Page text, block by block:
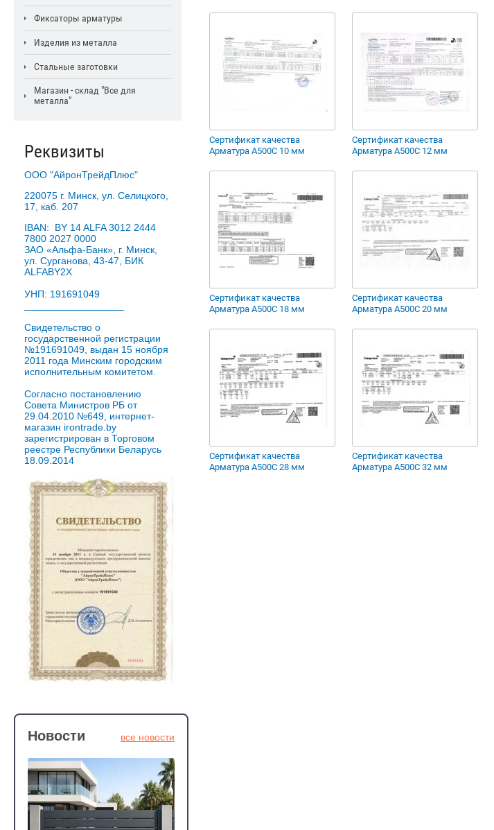
Фиксаторы арматуры
Изделия из металла
Стальные заготовки
Магазин - склад "Все для
металла"
Реквизиты
ООО "АйронТрейдПлюс"
220075 г. Минск, ул. Селицкого,
17, каб. 207
IBAN: BY 14 ALFA 3012 2444
7800 2027 0000
ЗАО «Альфа-Банк», г. Минск,
ул. Сурганова, 43-47, БИК
ALFABY2X
УНП: 191691049
Свидетельство о
государственной регистрации
№191691049, выдан 15 ноября
2011 года Минским городским
исполнительным комитетом.
Согласно постановлению
Совета Министров РБ от
29.04.2010 №649, интернет-
магазин irontrade.by
зарегистрирован в Торговом
реестре Республики Беларусь
18.09.2014
Новости все новости
Сертификат качества
Арматура А500С 10 мм
Сертификат качества
Арматура А500С 12 мм
Сертификат качества
Арматура А500С 18 мм
Сертификат качества
Арматура А500С 20 мм
Сертификат качества
Арматура А500С 28 мм
Сертификат качества
Арматура А500С 32 мм